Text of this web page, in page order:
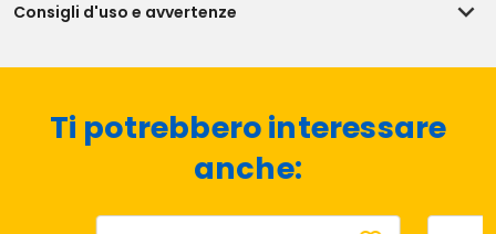
Consigli d'uso e avvertenze
Ti potrebbero interessare
anche: